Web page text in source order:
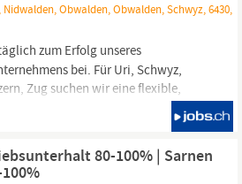
Obwalden, Obwalden, Schwyz, 6430,
zum Erfolg unseres
bei. Für Uri, Schwyz,
Zug suchen wir eine flexible,
mit spürbarem Teamgeist
in Baufarben und Putze Uri |
80-100% | Sarnen